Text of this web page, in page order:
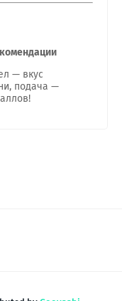
— вкус
подача —